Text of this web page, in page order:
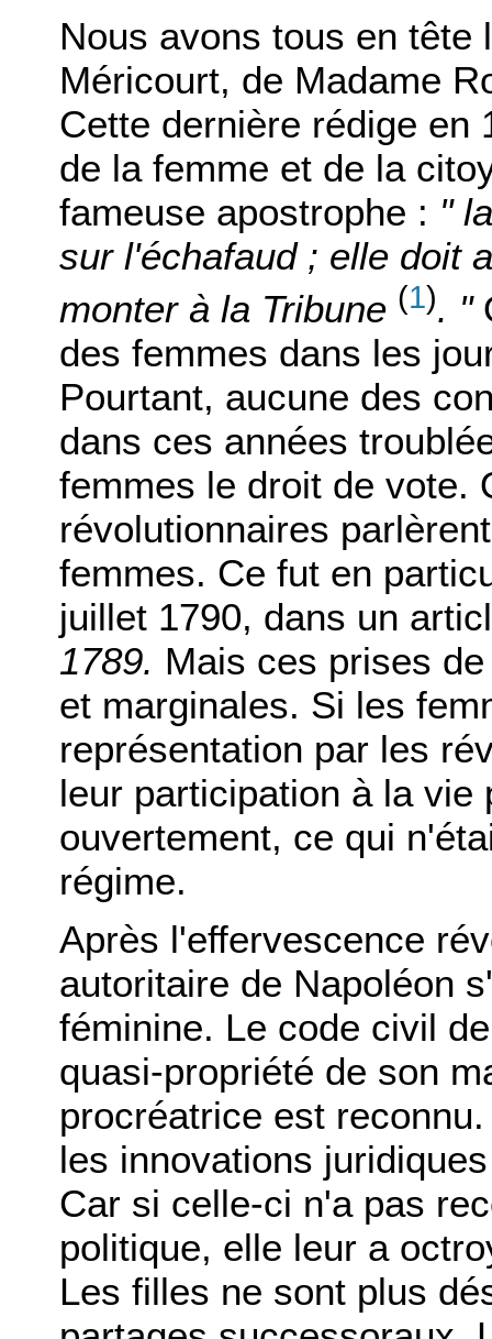
Nous avons tous en tête
Méricourt, de Madame
Cette dernière rédige en
de la femme et de la
fameuse apostrophe : "
sur l'échafaud ; elle doit
monter à la Tribune (1). "
des femmes dans les
Pourtant, aucune des
dans ces années
femmes le droit de vote.
révolutionnaires
femmes. Ce fut en
juillet 1790, dans un
1789. Mais ces prises
et marginales. Si les
représentation par les
leur participation à la vie
ouvertement, ce qui
régime.
Après l'effervescence
autoritaire de Napoléon
féminine. Le code civil
quasi-propriété de son
procréatrice est
les innovations
Car si celle-ci n'a pas
politique, elle leur a
Les filles ne sont plus